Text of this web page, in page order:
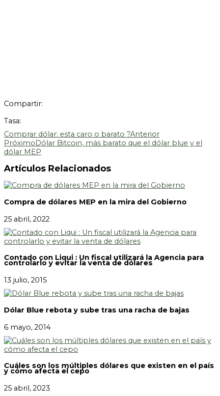
Compartir:
Tasa:
Comprar dólar: esta caro o barato ?Anterior
Próximo Dólar Bitcoin, más barato que el dólar blue y el
dólar MEP
Artículos Relacionados
Compra de dólares MEP en la mira del Gobierno
25 abril, 2022
Contado con Liqui : Un fiscal utilizará la Agencia para
controlarlo y evitar la venta de dólares
13 julio, 2015
Dólar Blue rebota y sube tras una racha de bajas
6 mayo, 2014
Cuáles son los múltiples dólares que existen en el país
y cómo afecta el cepo
25 abril, 2023